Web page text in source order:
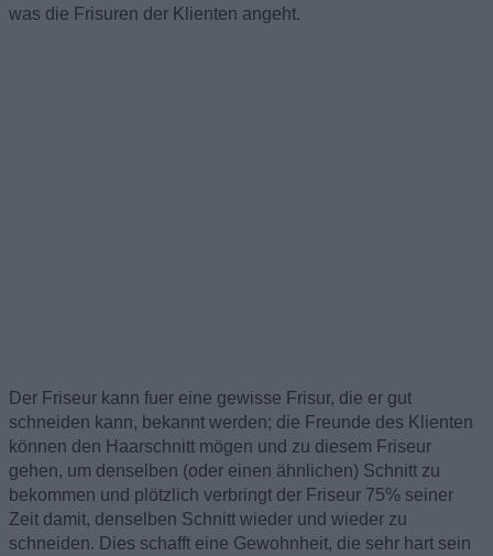
was die Frisuren der Klienten angeht.
Der Friseur kann fuer eine gewisse Frisur, die er gut
schneiden kann, bekannt werden; die Freunde des Klienten
können den Haarschnitt mögen und zu diesem Friseur
gehen, um denselben (oder einen ähnlichen) Schnitt zu
bekommen und plötzlich verbringt der Friseur 75% seiner
Zeit damit, denselben Schnitt wieder und wieder zu
schneiden. Dies schafft eine Gewohnheit, die sehr hart sein